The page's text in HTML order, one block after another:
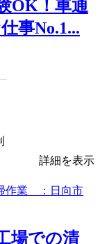
OK！車通
事No.1...
詳細を表示
場での清